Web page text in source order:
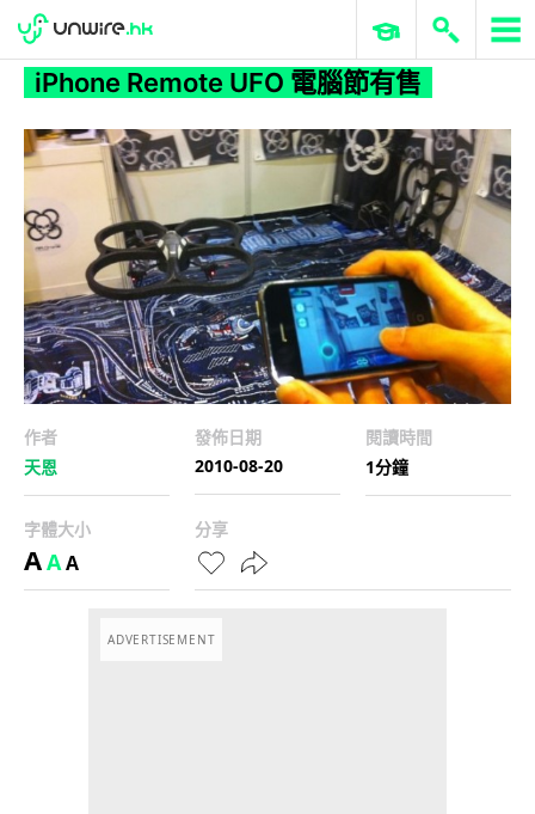
iPhone Remote UFO 電腦節有售
WWDC 2026 ERP 與商業 AI
iPhone Remote UFO 電腦節有售
作者
天恩
發佈日期
2010-08-20
閱讀時間
1分鐘
字體大小
AAA
分享
ADVERTISEMENT